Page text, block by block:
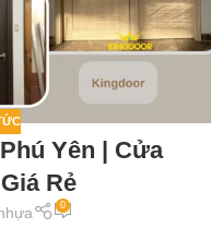
Yên | Cửa
Rẻ
0